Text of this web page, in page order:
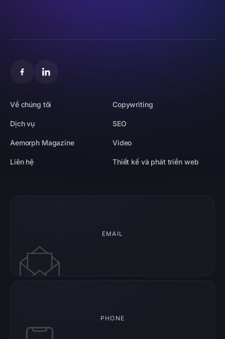
Về chúng tôi
Dịch vụ
Aemorph Magazine
Liên hệ
Copywriting
SEO
Video
Thiết kế và phát triển web
EMAIL
PHONE